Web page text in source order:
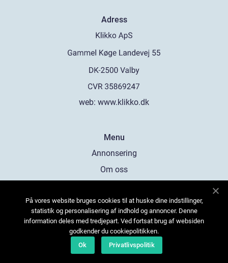
Adress
web: www.klikko.dk
Menu
Annonsering
Om oss
Kontakta oss
Sitemap
På vores website bruges cookies til at huske dine indstillinger,
statistik og personalisering af indhold og annoncer. Denne
information deles med tredjepart. Ved fortsat brug af websiden
godkender du cookiepolitikken.
Ok
Privatlivspolitik